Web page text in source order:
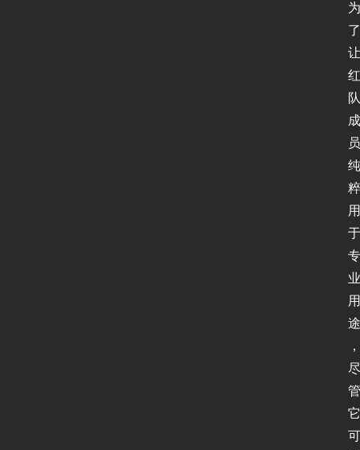
为
了
让
红
队
成
员
纯
粹
用
于
专
业
用
途
，
尽
管
它
可